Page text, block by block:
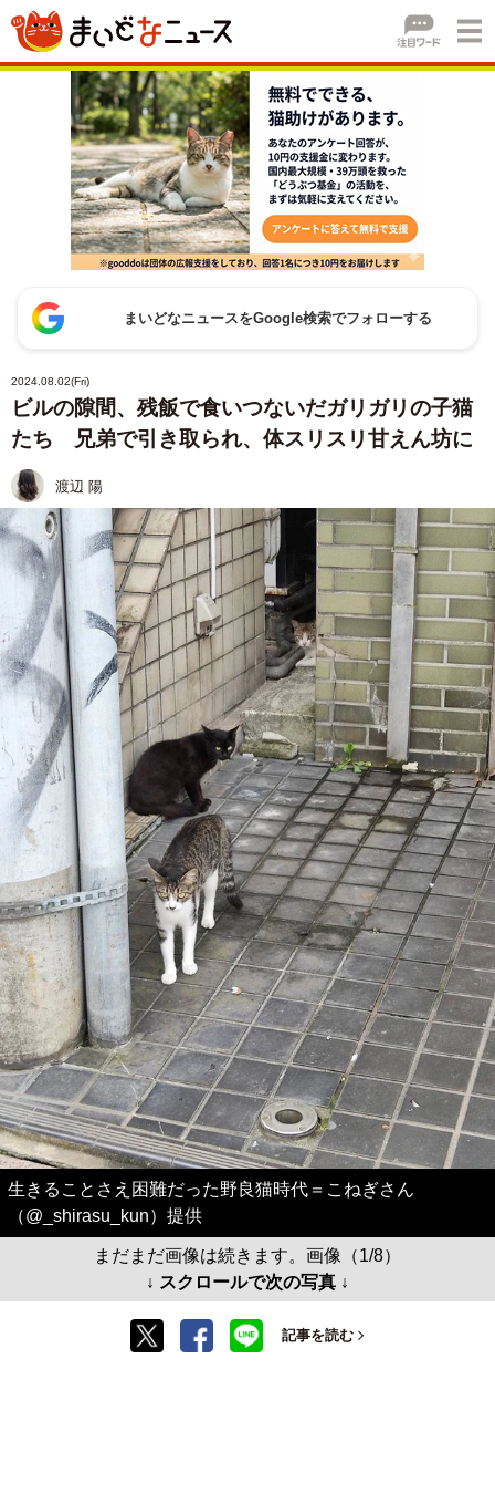
まいどなニュースをGoogle検索でフォローする
2024.08.02(Fri)
ビルの隙間、残飯で食いつないだガリガリの子猫
たち 兄弟で引き取られ、体スリスリ甘えん坊に
渡辺 陽
生きることさえ困難だった野良猫時代＝こねぎさん
（@_shirasu_kun）提供
まだまだ画像は続きます。画像（1/8）
↓ スクロールで次の写真 ↓
記事を読む